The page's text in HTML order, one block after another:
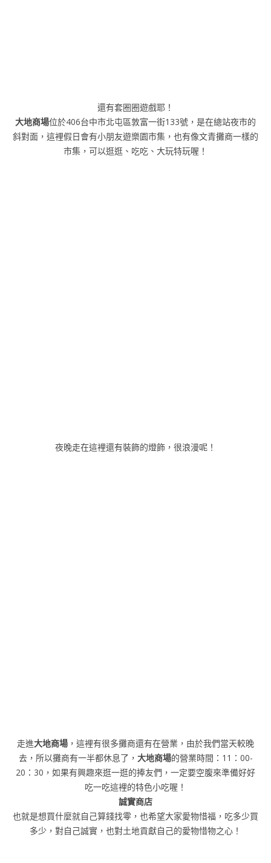
還有套圈圈遊戲耶！
大地商場位於406台中市北屯區敦富一街133號，是在總站夜市的
斜對面，這裡假日會有小朋友遊樂園市集，也有像文青攤商一樣的
市集，可以逛逛、吃吃、大玩特玩喔！
夜晚走在這裡還有裝飾的燈飾，很浪漫呢！
走進大地商場 ，這裡有很多攤商還有在營業，由於我們當天較晚
去，所以攤商有一半都休息了， 大地商場的營業時間：11：00-
20：30，如果有興趣來逛一逛的捧友們，一定要空腹來準備好好
吃一吃這裡的特色小吃喔！
誠實商店
也就是想買什麼就自己算錢找零，也希望大家愛物惜福，吃多少買
多少，對自己誠實，也對土地貢獻自己的愛物惜物之心！